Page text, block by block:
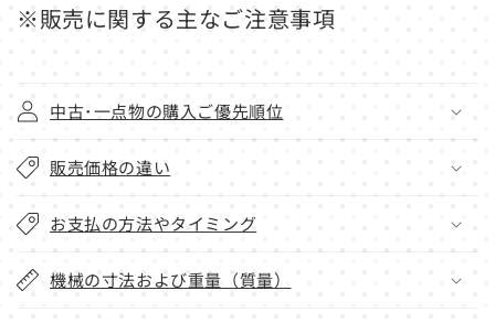
※販売に関する主なご注意事項
中古･一点物の購入ご優先順位
販売価格の違い
お支払の方法やタイミング
機械の寸法および重量（質量）